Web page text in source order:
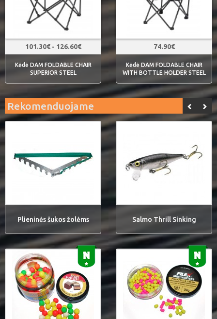
101.30€ - 126.60€
Kėdė DAM FOLDABLE CHAIR
SUPERIOR STEEL
74.90€
Kėdė DAM FOLDABLE CHAIR
WITH BOTTLE HOLDER STEEL
Rekomenduojame
Plieninės šukos žolėms Salmo Thrill Sinking